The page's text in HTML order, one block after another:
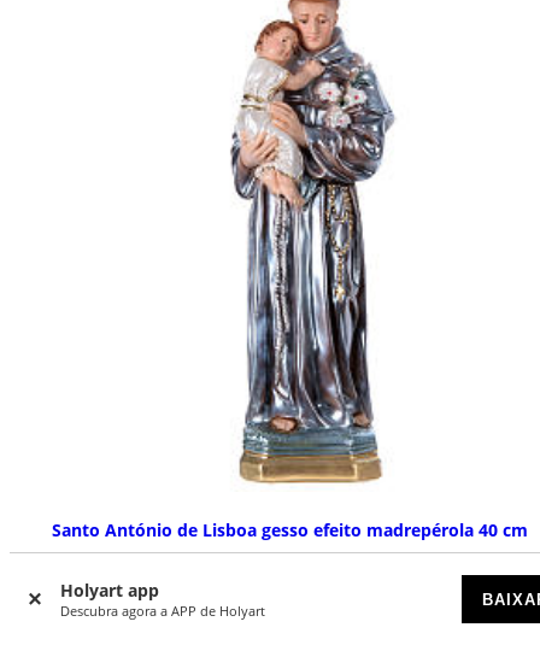
Holyart app
Descubra agora a APP de Holyart
Santo António de Lisboa gesso efeito madrepérola 40 cm
€ 53,90